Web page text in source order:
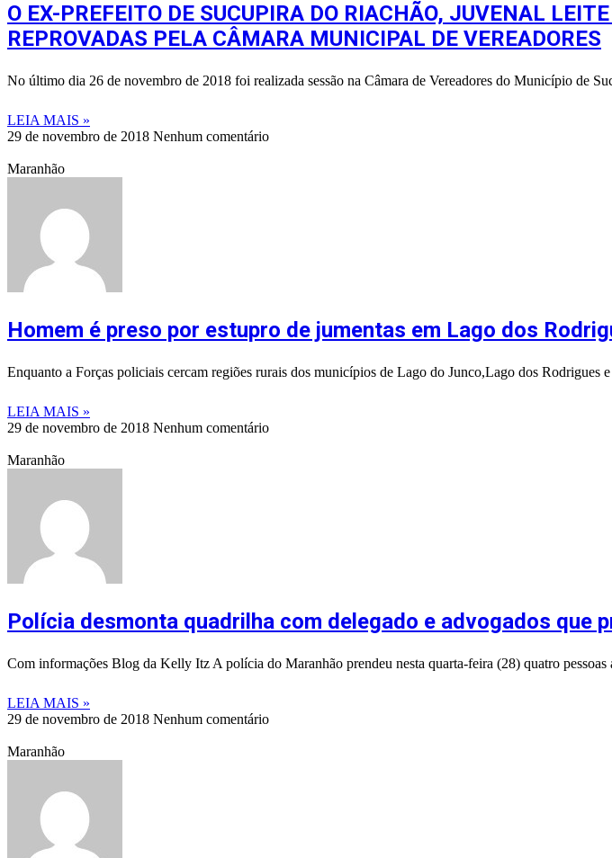
O EX-PREFEITO DE SUCUPIRA DO RIACHÃO, JUVENAL
REPROVADAS PELA CÂMARA MUNICIPAL DE VEREADORES
No último dia 26 de novembro de 2018 foi realizada sessão na Câmara de Vereadores do Município de
LEIA MAIS »
29 de novembro de 2018 Nenhum comentário
Maranhão
Homem é preso por estupro de jumentas em Lago dos
Enquanto a Forças policiais cercam regiões rurais dos municípios de Lago do Junco,Lago dos Rodrigues
LEIA MAIS »
29 de novembro de 2018 Nenhum comentário
Maranhão
Polícia desmonta quadrilha com delegado e advogados que
Com informações Blog da Kelly Itz A polícia do Maranhão prendeu nesta quarta-feira (28) quatro pessoas
LEIA MAIS »
29 de novembro de 2018 Nenhum comentário
Maranhão